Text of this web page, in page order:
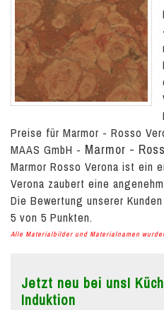
Preise für Marmor - Rosso
MAAS GmbH - Marmor -
Marmor Rosso Verona ist ein
Verona zaubert eine
Die Bewertung unserer
5 von 5 Punkten.
Alle Materialbilder und Materialnamen
Jetzt neu bei uns!
Induktion